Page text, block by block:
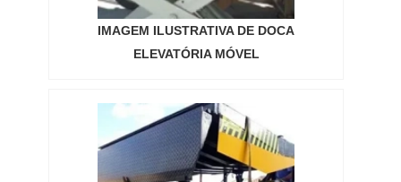
IMAGEM ILUSTRATIVA DE DOCA
ELEVATÓRIA MÓVEL